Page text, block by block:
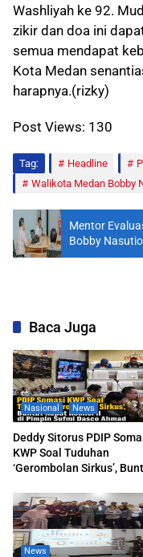
Washliyah ke 92.
zikir dan doa ini
semua mendapat
Kota Medan
harapnya.(rizky)
Post Views: 130
Tag: Headline
Walikota Medan Bobby
Mentor
Bobby
Wujudkan
Baca Juga
Nasional News
Deddy Sitorus PDIP
KWP Soal Tuduhan
‘Gerombolan Sirkus’,
Dasco Ahmad
News